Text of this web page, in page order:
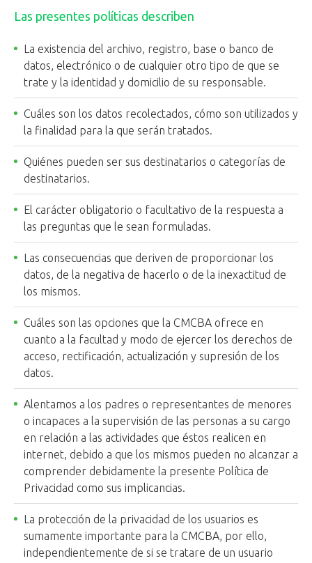
Las presentes políticas describen
La existencia del archivo, registro, base o banco de
datos, electrónico o de cualquier otro tipo de que se
trate y la identidad y domicilio de su responsable.
Cuáles son los datos recolectados, cómo son utilizados y
la finalidad para la que serán tratados.
Quiénes pueden ser sus destinatarios o categorías de
destinatarios.
El carácter obligatorio o facultativo de la respuesta a
las preguntas que le sean formuladas.
Las consecuencias que deriven de proporcionar los
datos, de la negativa de hacerlo o de la inexactitud de
los mismos.
Cuáles son las opciones que la CMCBA ofrece en
cuanto a la facultad y modo de ejercer los derechos de
acceso, rectificación, actualización y supresión de los
datos.
Alentamos a los padres o representantes de menores
o incapaces a la supervisión de las personas a su cargo
en relación a las actividades que éstos realicen en
internet, debido a que los mismos pueden no alcanzar a
comprender debidamente la presente Política de
Privacidad como sus implicancias.
La protección de la privacidad de los usuarios es
sumamente importante para la CMCBA, por ello,
independientemente de si se tratare de un usuario